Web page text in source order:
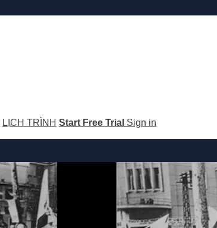
LỊCH TRÌNH Start Free Trial Sign in